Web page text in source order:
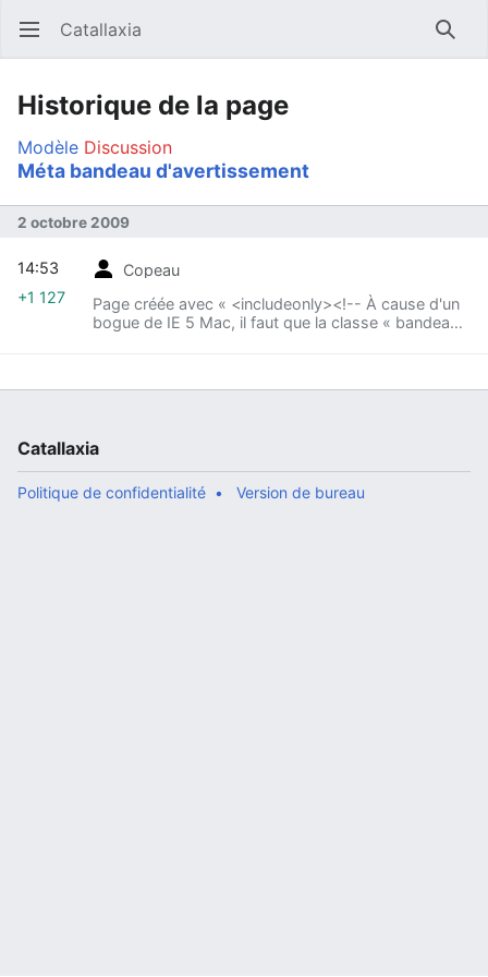
Ouvrir le menu principal Catallaxia
Historique de la page
Modèle Discussion
Méta bandeau d'avertissement
2 octobre 2009
Copeau
Page créée avec « <includeonly><!-- À cause d'un
bogue de IE 5 Mac, il faut que la classe « bandeau
14:53
+1 127
Catallaxia
Politique de confidentialité Version de bureau